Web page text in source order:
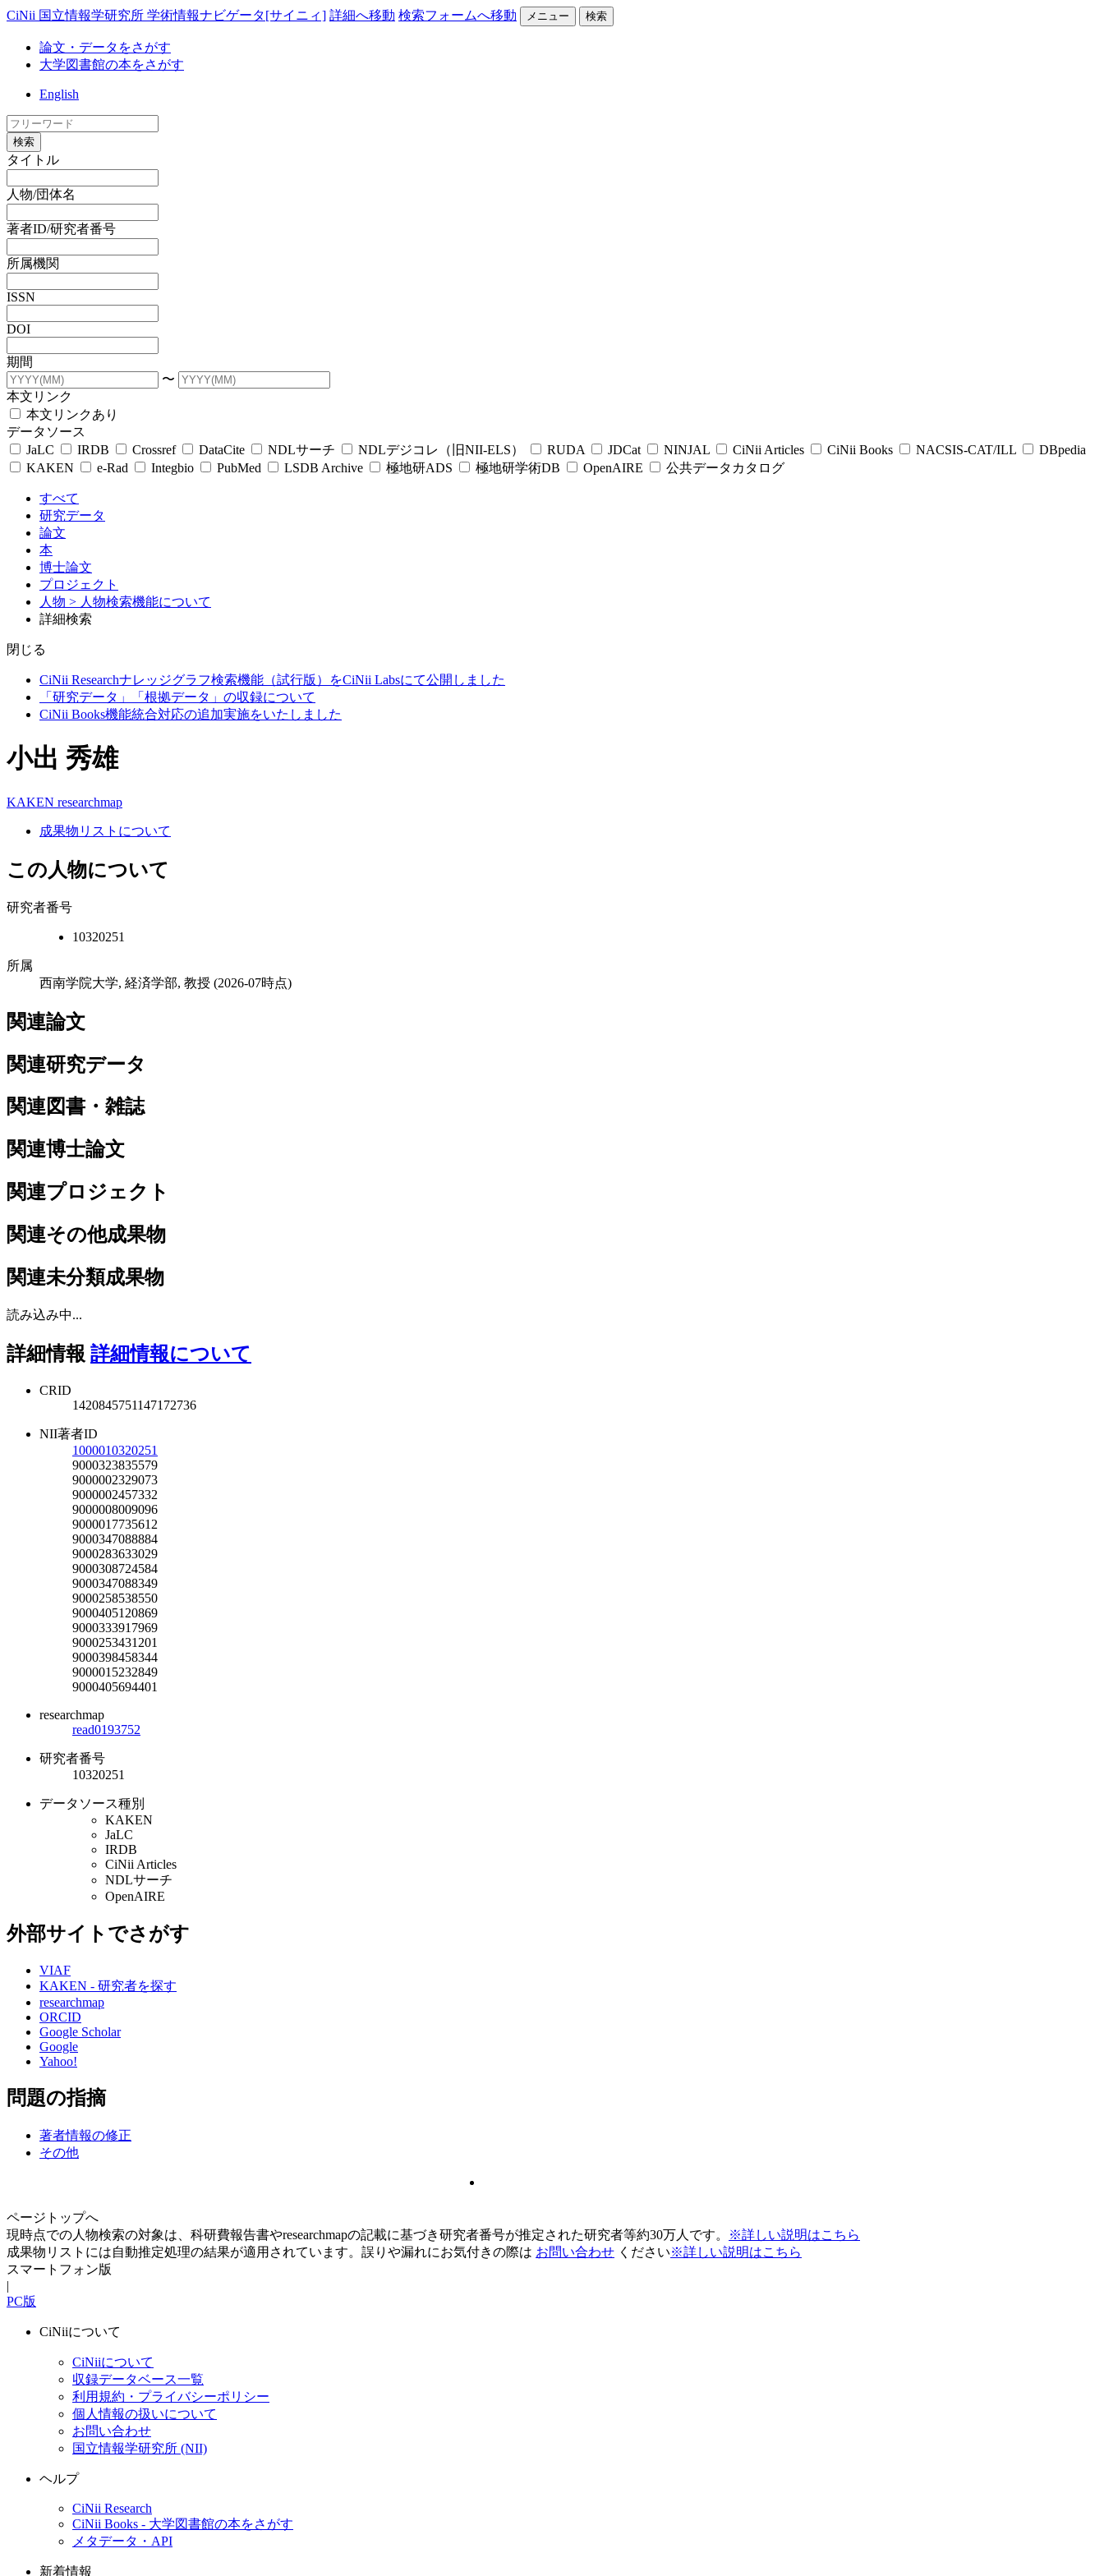
CiNii 国立情報学研究所 学術情報ナビゲータ[サイニィ] 詳細へ移動 検索フォームへ移動 メニュー 検索
論文・データをさがす
大学図書館の本をさがす
English
検索
タイトル
人物/団体名
著者ID/研究者番号
所属機関
ISSN
DOI
期間
〜
本文リンク
本文リンクあり
データソース
JaLC
IRDB Crossref DataCite NDLサーチ NDLデジコレ（旧NII-ELS） RUDA JDCat NINJAL CiNii Articles CiNii Books NACSIS-CAT/ILL
DBpedia
KAKEN
e-Rad Integbio PubMed LSDB Archive 極地研ADS 極地研学術DB OpenAIRE 公共データカタログ
すべて
研究データ
論文
本
博士論文
プロジェクト
人物 > 人物検索機能について
詳細検索
閉じる
CiNii Researchナレッジグラフ検索機能（試行版）をCiNii Labsにて公開しました
「研究データ」「根拠データ」の収録について
CiNii Books機能統合対応の追加実施をいたしました
小出 秀雄
KAKEN researchmap
成果物リストについて
この人物について
研究者番号
10320251
所属
西南学院大学, 経済学部, 教授 (2026-07時点)
関連論文
関連研究データ
関連図書・雑誌
関連博士論文
関連プロジェクト
関連その他成果物
関連未分類成果物
読み込み中...
詳細情報 詳細情報について
CRID
1420845751147172736
NII著者ID
1000010320251
9000323835579
9000002329073
9000002457332
9000008009096
9000017735612
9000347088884
9000283633029
9000308724584
9000347088349
9000258538550
9000405120869
9000333917969
9000253431201
9000398458344
9000015232849
9000405694401
researchmap
read0193752
研究者番号
10320251
データソース種別
KAKEN
JaLC
IRDB
CiNii Articles
NDLサーチ
OpenAIRE
外部サイトでさがす
VIAF
KAKEN - 研究者を探す
researchmap
ORCID
Google Scholar
Google
Yahoo!
問題の指摘
著者情報の修正
その他
ページトップへ
現時点での人物検索の対象は、科研費報告書やresearchmapの記載に基づき研究者番号が推定された研究者等約30万人です。
※詳しい説明はこちら
成果物リストには自動推定処理の結果が適用されています。誤りや漏れにお気付きの際は お問い合わせ ください※詳しい説明はこちら
スマートフォン版
|
PC版
CiNiiについて
CiNiiについて
収録データベース一覧
利用規約・プライバシーポリシー
個人情報の扱いについて
お問い合わせ
国立情報学研究所 (NII)
ヘルプ
CiNii Research
CiNii Books - 大学図書館の本をさがす
メタデータ・API
新着情報